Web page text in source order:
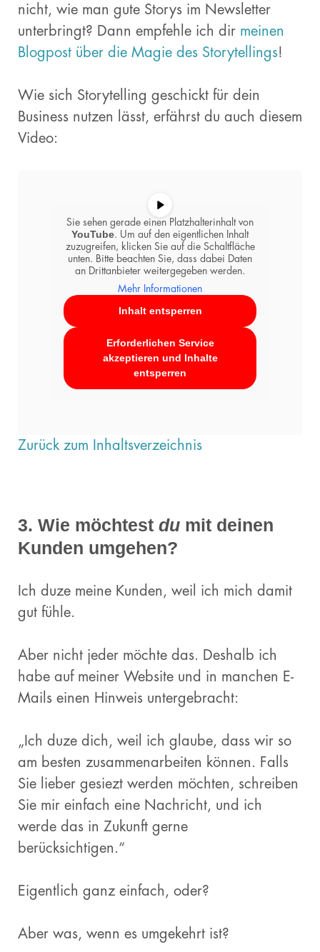
nicht, wie man gute Storys im Newsletter
unterbringt? Dann empfehle ich dir meinen
Blogpost über die Magie des Storytellings!
Wie sich Storytelling geschickt für dein
Business nutzen lässt, erfährst du auch diesem
Video:
Sie sehen gerade einen Platzhalterinhalt von
YouTube. Um auf den eigentlichen Inhalt
zuzugreifen, klicken Sie auf die Schaltfläche
unten. Bitte beachten Sie, dass dabei Daten
an Drittanbieter weitergegeben werden.
Mehr Informationen
Inhalt entsperren
Erforderlichen Service
akzeptieren und Inhalte
entsperren
Zurück zum Inhaltsverzeichnis
3. Wie möchtest du mit deinen
Kunden umgehen?
Ich duze meine Kunden, weil ich mich damit
gut fühle.
Aber nicht jeder möchte das. Deshalb ich
habe auf meiner Website und in manchen E-
Mails einen Hinweis untergebracht:
„Ich duze dich, weil ich glaube, dass wir so
am besten zusammenarbeiten können. Falls
Sie lieber gesiezt werden möchten, schreiben
Sie mir einfach eine Nachricht, und ich
werde das in Zukunft gerne
berücksichtigen.“
Eigentlich ganz einfach, oder?
Aber was, wenn es umgekehrt ist?